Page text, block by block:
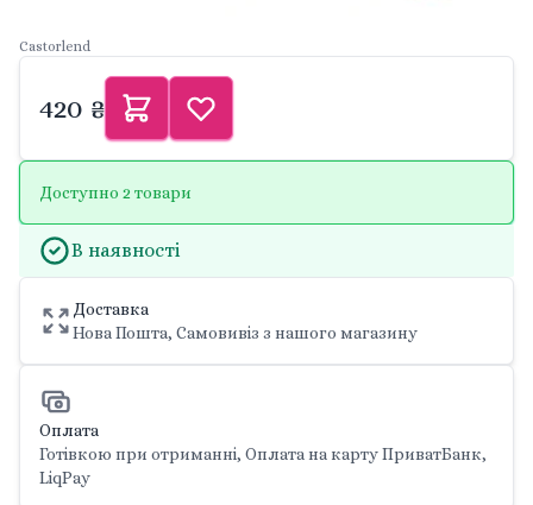
Castorlend
420 ₴
Доступно 2 товари
В наявності
Доставка
Нова Пошта, Самовивіз з нашого магазину
Оплата
Готівкою при отриманні, Оплата на карту ПриватБанк,
LiqPay